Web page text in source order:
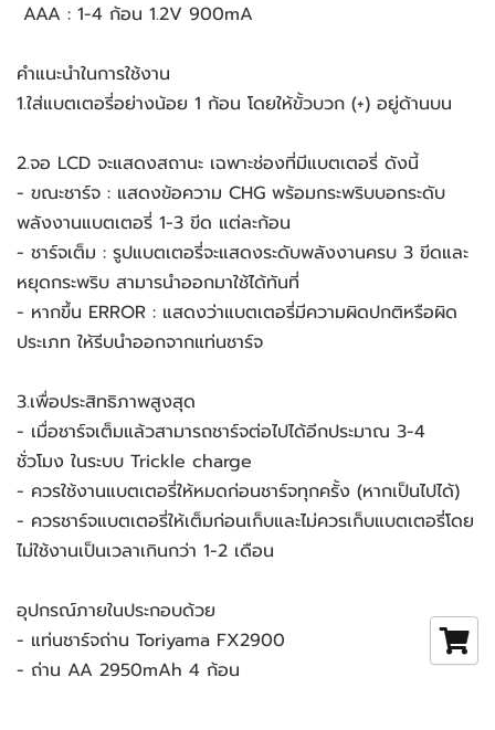
AAA : 1-4 ก้อน 1.2V 900mA
คำแนะนำในการใช้งาน
1.ใส่แบตเตอรี่อย่างน้อย 1 ก้อน โดยให้ขั้วบวก (+) อยู่ด้านบน
2.จอ LCD จะแสดงสถานะ เฉพาะช่องที่มีแบตเตอรี่ ดังนี้
- ขณะชาร์จ : แสดงข้อความ CHG พร้อมกระพริบบอกระดับ
พลังงานแบตเตอรี่ 1-3 ขีด แต่ละก้อน
- ชาร์จเต็ม : รูปแบตเตอรี่จะแสดงระดับพลังงานครบ 3 ขีดและ
หยุดกระพริบ สามารนำออกมาใช้ได้ทันที่
- หากขึ้น ERROR : แสดงว่าแบตเตอรี่มีความผิดปกติหรือผิด
ประเภท ให้รีบนำออกจากแท่นชาร์จ
3.เพื่อประสิทธิภาพสูงสุด
- เมื่อชาร์จเต็มแล้วสามารถชาร์จต่อไปได้อีกประมาณ 3-4
ชั่วโมง ในระบบ Trickle charge
- ควรใช้งานแบตเตอรี่ให้หมดก่อนชาร์จทุกครั้ง (หากเป็นไปได้)
- ควรชาร์จแบตเตอรี่ให้เต็มก่อนเก็บและไม่ควรเก็บแบตเตอรี่โดย
ไม่ใช้งานเป็นเวลาเกินกว่า 1-2 เดือน
อุปกรณ์ภายในประกอบด้วย
- แท่นชาร์จถ่าน Toriyama FX2900
- ถ่าน AA 2950mAh 4 ก้อน